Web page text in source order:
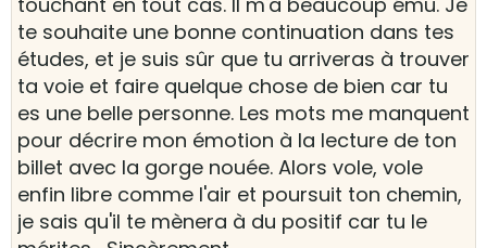
te souhaite une bonne continuation dans tes
études, et je suis sûr que tu arriveras à trouver
ta voie et faire quelque chose de bien car tu
es une belle personne. Les mots me manquent
pour décrire mon émotion à la lecture de ton
billet avec la gorge nouée. Alors vole, vole
enfin libre comme l'air et poursuit ton chemin,
je sais qu'il te mènera à du positif car tu le